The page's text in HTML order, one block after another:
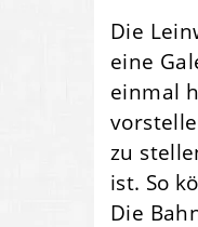
Die
eine
einmal
zu
ist. So
Die